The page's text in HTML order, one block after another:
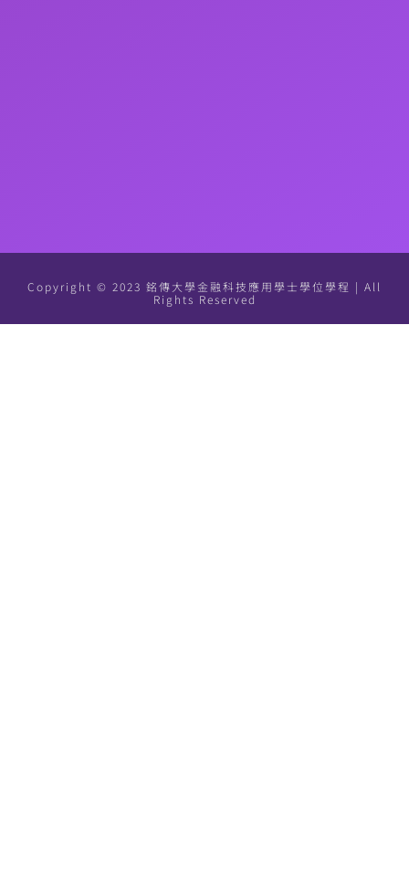
Copyright © 2023 銘傳大學金融科技應用學士學位學程 | All
Rights Reserved